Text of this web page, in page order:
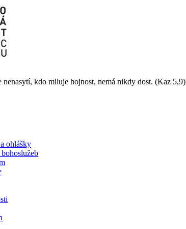
nenasytí, kdo miluje hojnost, nemá nikdy dost. (Kaz 5,9)
ohlášky